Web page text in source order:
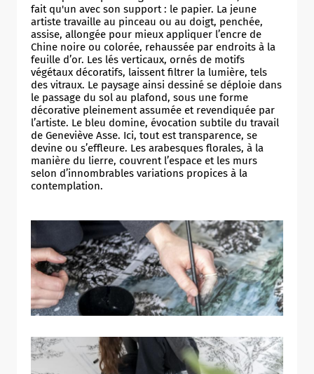
fait qu'un avec son support : le papier. La jeune
artiste travaille au pinceau ou au doigt, penchée,
assise, allongée pour mieux appliquer l’encre de
Chine noire ou colorée, rehaussée par endroits à la
feuille d’or. Les lés verticaux, ornés de motifs
végétaux décoratifs, laissent filtrer la lumière, tels
des vitraux. Le paysage ainsi dessiné se déploie dans
le passage du sol au plafond, sous une forme
décorative pleinement assumée et revendiquée par
l’artiste. Le bleu domine, évocation subtile du travail
de Geneviève Asse. Ici, tout est transparence, se
devine ou s’effleure. Les arabesques florales, à la
manière du lierre, couvrent l’espace et les murs
selon d’innombrables variations propices à la
contemplation.